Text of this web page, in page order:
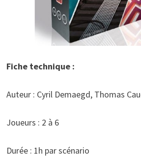
Fiche technique :
Auteur : Cyril Demaegd, Thomas
Joueurs : 2 à 6
Durée : 1h par scénario